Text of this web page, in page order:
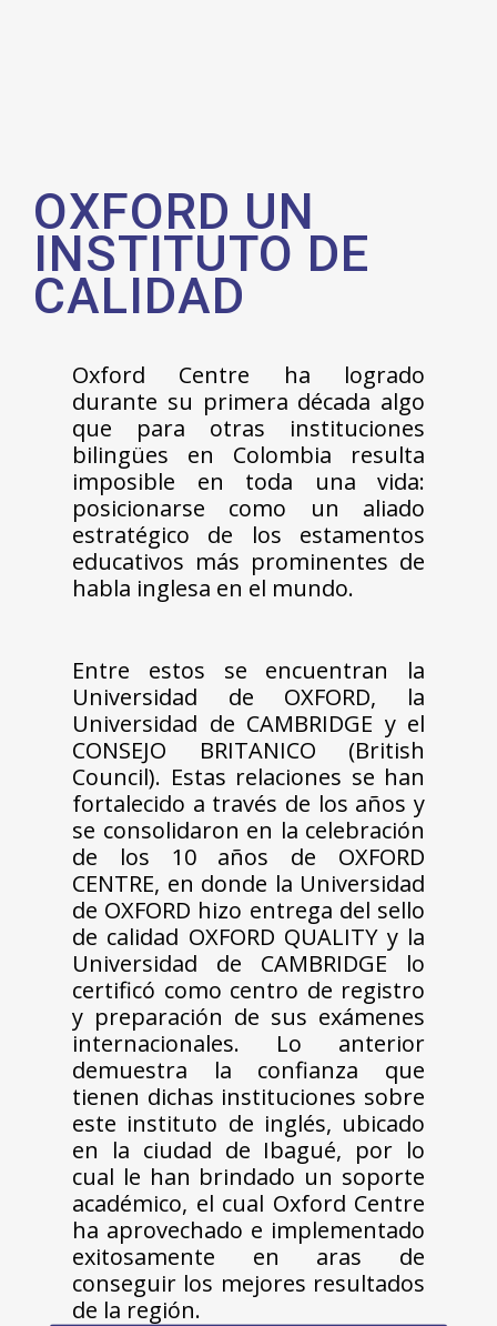
OXFORD UN
INSTITUTO DE
CALIDAD
Oxford Centre ha logrado
durante su primera década algo
que para otras instituciones
bilingües en Colombia resulta
imposible en toda una vida:
posicionarse como un aliado
estratégico de los estamentos
educativos más prominentes de
habla inglesa en el mundo.
Entre estos se encuentran la
Universidad de OXFORD, la
Universidad de CAMBRIDGE y el
CONSEJO BRITANICO (British
Council). Estas relaciones se han
fortalecido a través de los años y
se consolidaron en la celebración
de los 10 años de OXFORD
CENTRE, en donde la Universidad
de OXFORD hizo entrega del sello
de calidad OXFORD QUALITY y la
Universidad de CAMBRIDGE lo
certificó como centro de registro
y preparación de sus exámenes
internacionales. Lo anterior
demuestra la confianza que
tienen dichas instituciones sobre
este instituto de inglés, ubicado
en la ciudad de Ibagué, por lo
cual le han brindado un soporte
académico, el cual Oxford Centre
ha aprovechado e implementado
exitosamente en aras de
conseguir los mejores resultados
de la región.